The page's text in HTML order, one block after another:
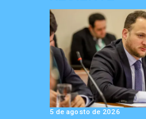
5 de agosto de 2026